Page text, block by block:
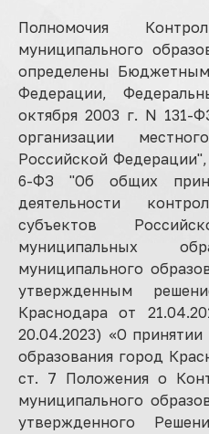
Полномочия
муниципального
определены
Федерации,
октября 2003 г. N 131-
организации
Российской
6-ФЗ "Об общих
деятельности
субъектов
муниципальных
муниципального
утвержденным
Краснодара от
20.04.2023) «О
образования город
ст. 7 Положения о
муниципального
утвержденного